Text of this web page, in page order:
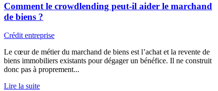
Comment le crowdlending peut-il aider le marchand
de biens ?
Crédit entreprise
Le cœur de métier du marchand de biens est l’achat et la revente de
biens immobiliers existants pour dégager un bénéfice. Il ne construit
donc pas à proprement...
Lire la suite